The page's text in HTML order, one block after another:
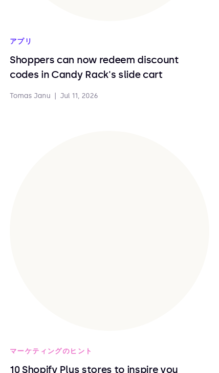
アプリ
Shoppers can now redeem discount
codes in Candy Rack's slide cart
Tomas Janu Jul 11, 2026
マーケティングのヒント
10 Shopify Plus stores to inspire you